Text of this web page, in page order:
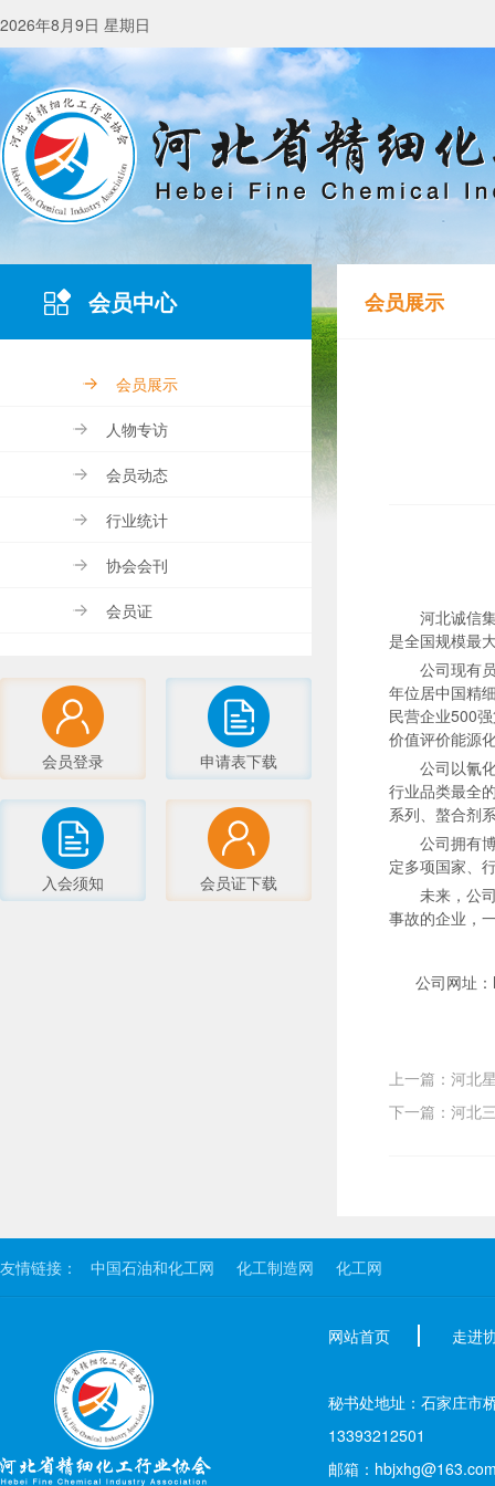
2026年8月9日 星期日
会员中心
会员展示
人物专访
会员动态
行业统计
协会会刊
会员证
会员登录 申请表下载
入会须知 会员证下载
会员展示
河北诚信
是全国规模最
公司现有
年位居中国精
民营企业500
价值评价能源
公司以氰
行业品类最全
系列、螯合剂
公司拥有
定多项国家、
未来，公
事故的企业，
公司网址：
上一篇：河北
下一篇：河北
友情链接： 中国石油和化工网 化工制造网 化工网
网站首页 走进
秘书处地址：石家庄市
13393212501
邮箱：